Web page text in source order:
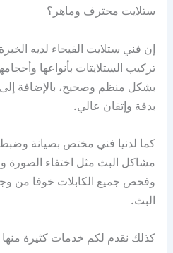
ستلايت محترف وماهر؟
إن فني ستلايت الفيحاء لديه
تركيب الستلايتات بأنواعها
بشكل منظم وصحيح، بالإضافة
بدقة وإتقان عالي.
كما لدنيا فني مختص بصيانة
مشاكل البث مثل اختفاء الصورة
وفحص جميع الكابلات خوفا من
البث.
كذلك نقدم لكم خدمات كثيرة منها